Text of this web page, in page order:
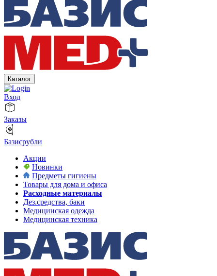
Каталог
Вход
Заказы
Базисрубли
Акции
Новинки
Предметы гигиены
Товары для дома и офиса
Расходные материалы
Дез.средства, баки
Медицинская одежда
Медицинская техника